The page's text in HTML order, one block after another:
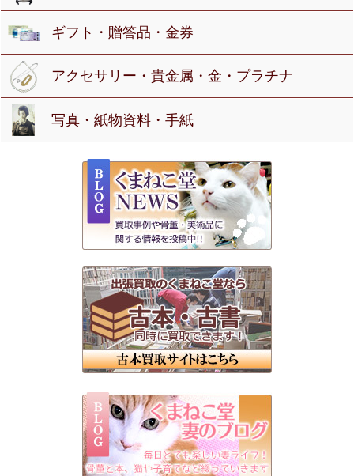
ギフト・贈答品・金券
アクセサリー・貴金属・金・プラチナ
写真・紙物資料・手紙